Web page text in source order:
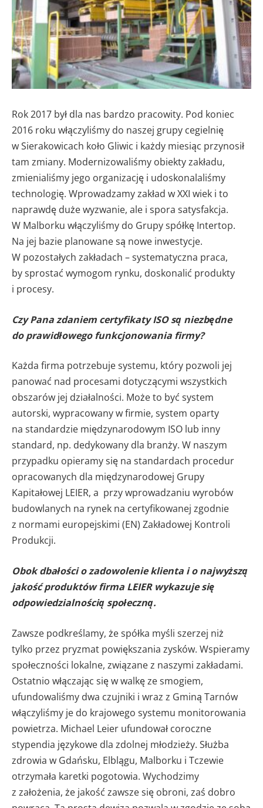
Rok 2017 był dla nas bardzo pracowity. Pod koniec
2016 roku włączyliśmy do naszej grupy cegielnię
w Sierakowicach koło Gliwic i każdy miesiąc przynosił
tam zmiany. Modernizowaliśmy obiekty zakładu,
zmienialiśmy jego organizację i udoskonalaliśmy
technologię. Wprowadzamy zakład w XXI wiek i to
naprawdę duże wyzwanie, ale i spora satysfakcja.
W Malborku włączyliśmy do Grupy spółkę Intertop.
Na jej bazie planowane są nowe inwestycje.
W pozostałych zakładach – systematyczna praca,
by sprostać wymogom rynku, doskonalić produkty
i procesy.
Czy Pana zdaniem certyfikaty ISO są niezbędne
do prawidłowego funkcjonowania firmy?
Każda firma potrzebuje systemu, który pozwoli jej
panować nad procesami dotyczącymi wszystkich
obszarów jej działalności. Może to być system
autorski, wypracowany w firmie, system oparty
na standardzie międzynarodowym ISO lub inny
standard, np. dedykowany dla branży. W naszym
przypadku opieramy się na standardach procedur
opracowanych dla międzynarodowej Grupy
Kapitałowej LEIER, a przy wprowadzaniu wyrobów
budowlanych na rynek na certyfikowanej zgodnie
z normami europejskimi (EN) Zakładowej Kontroli
Produkcji.
Obok dbałości o zadowolenie klienta i o najwyższą
jakość produktów firma LEIER wykazuje się
odpowiedzialnością społeczną.
Zawsze podkreślamy, że spółka myśli szerzej niż
tylko przez pryzmat powiększania zysków. Wspieramy
społeczności lokalne, związane z naszymi zakładami.
Ostatnio włączając się w walkę ze smogiem,
ufundowaliśmy dwa czujniki i wraz z Gminą Tarnów
włączyliśmy je do krajowego systemu monitorowania
powietrza. Michael Leier ufundował coroczne
stypendia językowe dla zdolnej młodzieży. Służba
zdrowia w Gdańsku, Elblągu, Malborku i Tczewie
otrzymała karetki pogotowia. Wychodzimy
z założenia, że jakość zawsze się obroni, zaś dobro